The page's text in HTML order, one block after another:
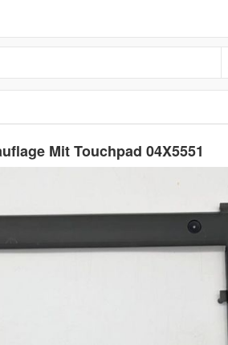
Mit Touchpad 04X5551